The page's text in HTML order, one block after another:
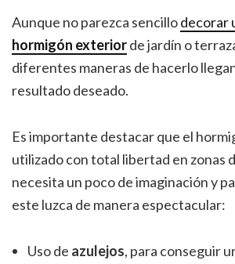
Aunque no parezca sencillodecorar
hormigón exteriorde jardín o
diferentes maneras de hacerlo
resultado deseado.
Es importante destacar que el
utilizado con total libertad en zonas
necesita un poco de imaginación y
este luzca de manera espectacular:
Uso de azulejos, para conseguir